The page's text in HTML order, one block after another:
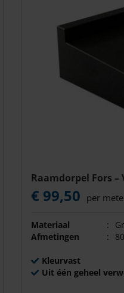
Raamdorpel Fors
€ 99,50 per
Materiaal :
Afmetingen
:
Kleurvast
Uit één geheel